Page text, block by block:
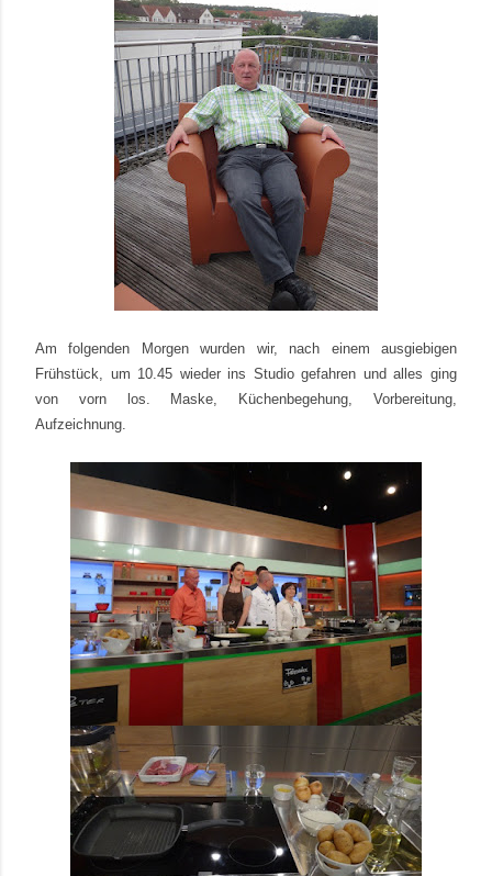
Am folgenden Morgen wurden wir, nach einem ausgiebigen
Frühstück, um 10.45 wieder ins Studio gefahren und alles ging
von vorn los. Maske, Küchenbegehung, Vorbereitung,
Aufzeichnung.